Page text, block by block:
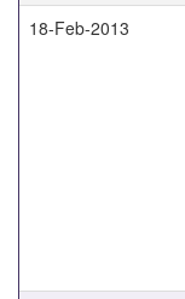
18-Feb-2013